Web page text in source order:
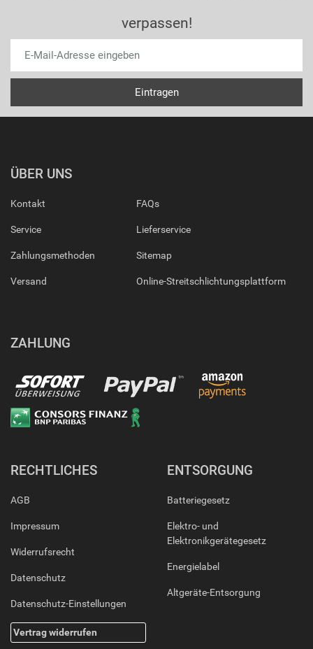
verpassen!
ÜBER UNS
Kontakt
Service
Zahlungsmethoden
Versand
FAQs
Lieferservice
Sitemap
Online-Streitschlichtungsplattform
ZAHLUNG
RECHTLICHES
AGB
Impressum
Widerrufsrecht
Datenschutz
Datenschutz-Einstellungen
Vertrag widerrufen
ENTSORGUNG
Batteriegesetz
Elektro- und
Elektronikgerätegesetz
Energielabel
Altgeräte-Entsorgung